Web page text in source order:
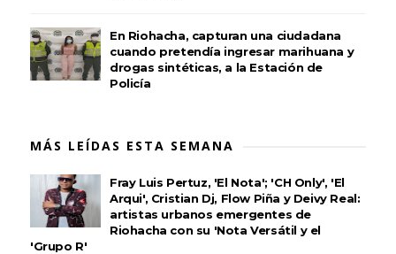
En Riohacha, capturan una ciudadana
cuando pretendía ingresar marihuana y
drogas sintéticas, a la Estación de
Policía
MÁS LEÍDAS ESTA SEMANA
Fray Luis Pertuz, 'El Nota'; 'CH Only', 'El
Arqui', Cristian Dj, Flow Piña y Deivy Real:
artistas urbanos emergentes de
Riohacha con su 'Nota Versátil y el
'Grupo R'